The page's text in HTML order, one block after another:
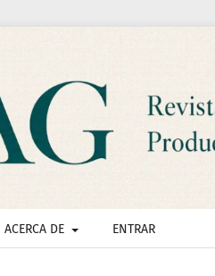
ACERCA DE ENTRAR